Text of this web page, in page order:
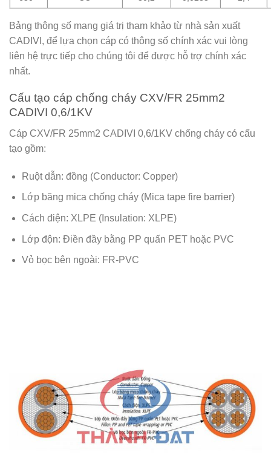
Bảng thông số mang giá trị tham khảo từ nhà sản xuất
CADIVI, để lựa chọn cáp có thông số chính xác vui lòng
liên hệ trực tiếp cho chúng tôi để được hỗ trợ chính xác
nhất.
Cấu tạo cáp chống cháy CXV/FR 25mm2
CADIVI 0,6/1KV
Cáp CXV/FR 25mm2 CADIVI 0,6/1KV chống cháy có cấu
tạo gồm:
Ruột dẫn: đồng (Conductor: Copper)
Lớp băng mica chống cháy (Mica tape fire barrier)
Cách điện: XLPE (Insulation: XLPE)
Lớp độn: Điền đầy bằng PP quấn PET hoặc PVC
Vỏ bọc bên ngoài: FR-PVC